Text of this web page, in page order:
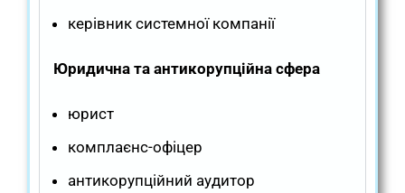
керівник системної компанії
Юридична та антикорупційна сфера
юрист
комплаєнс-офіцер
антикорупційний аудитор